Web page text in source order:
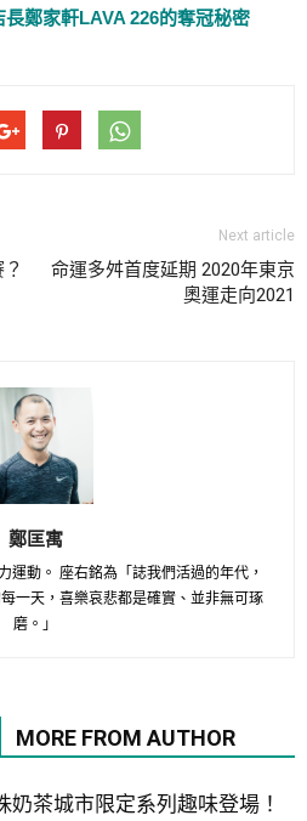
鄭家軒LAVA 226的奪冠秘密
Next article
命運多舛首度延期 2020年東京
奧運走向2021
鄭匡寓
運動。 座右銘為「誌我們活過的年代，
一天，喜樂哀悲都是確實、並非無可琢
磨。」
MORE FROM AUTHOR
奶茶城市限定系列趣味登場！